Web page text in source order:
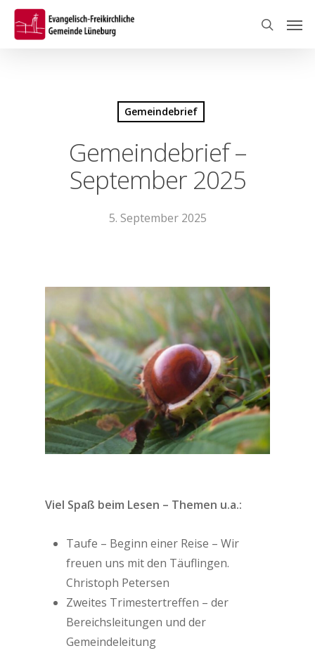
Skip
search
Gemeindebrief
Gemeindebrief –
September 2025
5. September 2025
Viel Spaß beim Lesen – Themen u.a.:
Taufe – Beginn einer Reise – Wir
freuen uns mit den Täuflingen.
Christoph Petersen
Zweites Trimestertreffen – der
Bereichsleitungen und der
Gemeindeleitung